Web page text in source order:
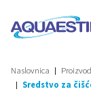
Naslovnica
Sredstvo za